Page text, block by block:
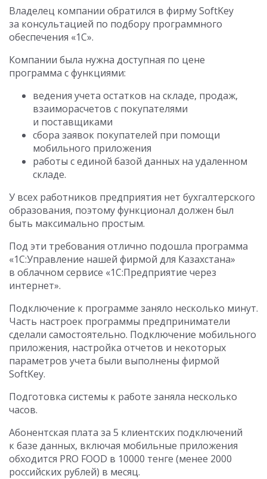
Владелец компании обратился в фирму SoftKey
за консультацией по подбору программного
обеспечения «1С».
Компании была нужна доступная по цене
программа с функциями:
ведения учета остатков на складе, продаж,
взаиморасчетов с покупателями
и поставщиками
сбора заявок покупателей при помощи
мобильного приложения
работы с единой базой данных на удаленном
складе.
У всех работников предприятия нет бухгалтерского
образования, поэтому функционал должен был
быть максимально простым.
Под эти требования отлично подошла программа
«1С:Управление нашей фирмой для Казахстана»
в облачном сервисе «1С:Предприятие через
интернет».
Подключение к программе заняло несколько минут.
Часть настроек программы предприниматели
сделали самостоятельно. Подключение мобильного
приложения, настройка отчетов и некоторых
параметров учета были выполнены фирмой
SoftKey.
Подготовка системы к работе заняла несколько
часов.
Абонентская плата за 5 клиентских подключений
к базе данных, включая мобильные приложения
обходится PRO FOOD в 10000 тенге (менее 2000
российских рублей) в месяц.